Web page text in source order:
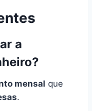
a
mensal que
.